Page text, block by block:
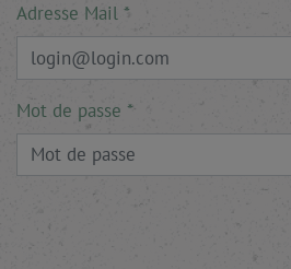
Adresse Mail
Mot de passe